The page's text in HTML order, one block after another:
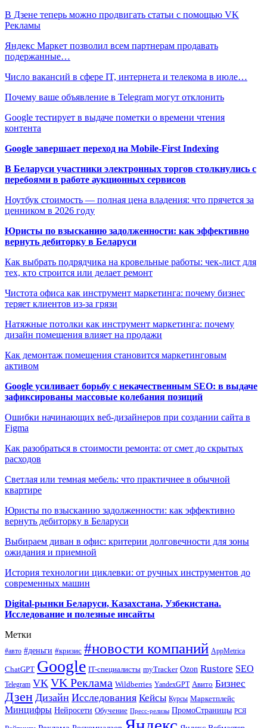
В Дзене теперь можно продвигать статьи с помощью VK
Рекламы
Яндекс Маркет позволил всем партнерам продавать
подержанные…
Число вакансий в сфере IT, интернета и телекома в июле…
Почему ваше объявление в Telegram могут отклонить
Google тестирует в выдаче пометки о времени чтения
контента
Google завершает переход на Mobile-First Indexing
В Беларуси участники электронных торгов столкнулись с
перебоями в работе аукционных сервисов
Ноутбук стоимость — полная цена владения: что прячется за
ценником в 2026 году
Юристы по взысканию задолженности: как эффективно
вернуть дебиторку в Беларуси
Как выбрать подрядчика на кровельные работы: чек-лист для
тех, кто строится или делает ремонт
Чистота офиса как инструмент маркетинга: почему бизнес
теряет клиентов из-за грязи
Натяжные потолки как инструмент маркетинга: почему
дизайн помещения влияет на продажи
Как демонтаж помещения становится маркетинговым
активом
Google усиливает борьбу с некачественным SEO: в выдаче
зафиксированы массовые колебания позиций
Ошибки начинающих веб-дизайнеров при создании сайта в
Figma
Как разобраться в стоимости ремонта: от смет до скрытых
расходов
Светлая или темная мебель: что практичнее в обычной
квартире
Юристы по взысканию задолженности: как эффективно
вернуть дебиторку в Беларуси
Выбираем диван в офис: критерии долговечности для зоны
ожидания и приемной
История технологии циклевки: от ручных инструментов до
современных машин
Digital-рынки Беларуси, Казахстана, Узбекистана.
Исследование и полезные инсайты
Метки
#авто #деньги #кризис #новости компаний AppMetrica
ChatGPT Google IT-специалисты myTracker Ozon Rustore SEO
Telegram VK VK Реклама Wildberries YandexGPT Авито Бизнес
Дзен Дизайн Исследования Кейсы Курсы Маркетплейс
Минцифры Нейросети Обучение Пресс-релизы ПромоСтраницы РСЯ